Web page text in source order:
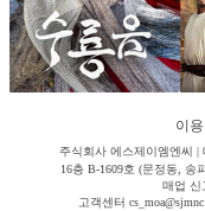
이
주식회사 에스제이엠엔씨 |
16층 B-1609호 (문정동, 송
매업 신
고객센터